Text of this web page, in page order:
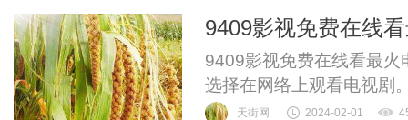
大片还是经典影片，你都
9409影视免费在线
9409影视免费在线看最
选择在网络上观看电视剧
为备受瞩目的一员。它以
天街网 2024-02-01